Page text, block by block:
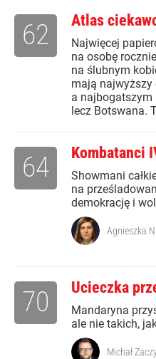
Atlas
Najwięcej
na osobę
na ślubnym
mają najwyższy
a najbogatszym
lecz Botswana.
62
Kombatanci
Showmani
na
demokrację i
64
Agnieszka
Ucieczka
Mandaryna
ale nie takich,
70
Michał